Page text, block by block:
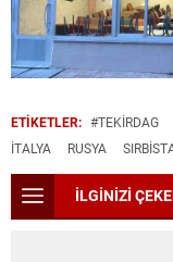
ETİKETLER: #TEKIRDAG
İTALYA
RUSYA
İLGİNİZİ